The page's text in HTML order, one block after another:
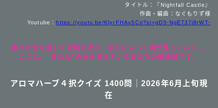
タイトル：『Nightfall Castle』
作曲・編曲：なぐもりず様
Youtube： https://youtu.be/KlyrFHAv5Co?si=gD3-NgE737i8rWT-
香りの色を通して記憶を呼び、学びによって魂が整っていく──
ここは、“またね”の光を覚えている者たちの魔導城です。
アロマハーブ４択クイズ 1400問｜2026年6月上旬現
在